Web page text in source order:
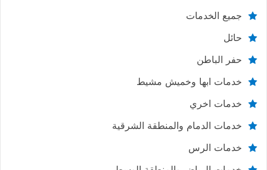
جميع الخدمات
حائل
حفر الباطن
خدمات ابها وخميش مشيط
خدمات اخري
خدمات الدمام والمنطقة الشرقية
خدمات الرس